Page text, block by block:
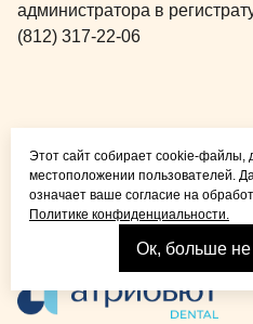
администратора в
(812) 317-22-06
детей и взрослых
Взрослая стоматология
Этот сайт собирает cookie-файлы,
местоположении пользователей.
означает ваше согласие на
Политике конфиденциальности.
Ок, больше не